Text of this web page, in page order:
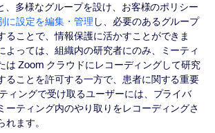
、多様なグループを設け、お客様のポリシー
に設定を編集・管理 し、必要のあるグループ
ることで、情報保護に活かすことができま
よっては、組織内の研究者にのみ、ミーティ
は Zoom クラウドにレコーディングして研究
ることを許可する一方で、患者に関する重要
ィングで受け取るユーザーには、プライバ
ーティング内のやり取りをレコーディングさ
ます。